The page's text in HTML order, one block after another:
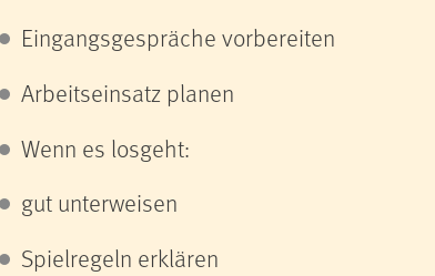
Eingangsgespräche vorbereiten
Arbeitseinsatz planen
Wenn es losgeht:
gut unterweisen
Spielregeln erklären